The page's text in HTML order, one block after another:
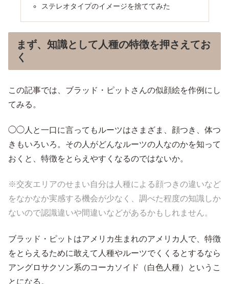
ステレオタイプのイメージを捨ててみた
まず、知識として人種の特徴を押さえてお
く
この記事では、ブラッド・ピットさんの似顔絵を作例にし
てみる。
◯◯人と一口に言ってもルーツはさまざま、顔つき、体つ
きもいろいろ。その人がどんなルーツの人なのかを知って
おくと、特徴をとらえやすくなるのではないか。
※交友エリアのせまい自分は人種による顔つきの違いなど
をなかなか実感する機会が少なく、調べた程度の知識しか
ないので認識違いや間違いなどがあるかもしれません。
ブラッド・ピットはアメリカ生まれのアメリカ人で、特徴
をとらえるために敢えて人種やルーツでくくるとするなら
アングロサクソン系のコーカソイド（白色人種）というこ
とになる。